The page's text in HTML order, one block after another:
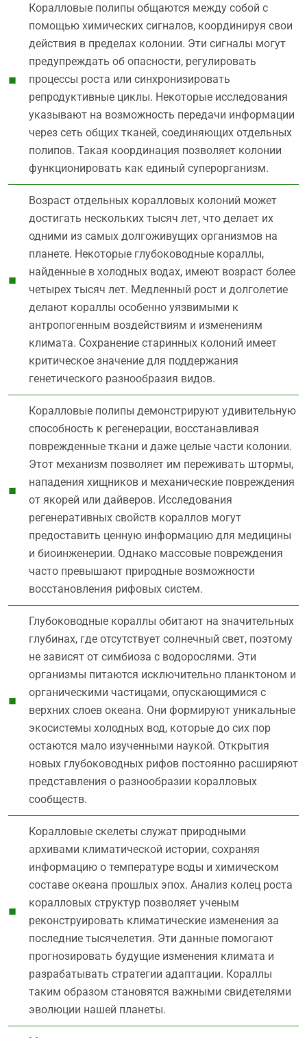
Коралловые полипы общаются между собой с
помощью химических сигналов, координируя свои
действия в пределах колонии. Эти сигналы могут
предупреждать об опасности, регулировать
процессы роста или синхронизировать
репродуктивные циклы. Некоторые исследования
указывают на возможность передачи информации
через сеть общих тканей, соединяющих отдельных
полипов. Такая координация позволяет колонии
функционировать как единый суперорганизм.
Возраст отдельных коралловых колоний может
достигать нескольких тысяч лет, что делает их
одними из самых долгоживущих организмов на
планете. Некоторые глубоководные кораллы,
найденные в холодных водах, имеют возраст более
четырех тысяч лет. Медленный рост и долголетие
делают кораллы особенно уязвимыми к
антропогенным воздействиям и изменениям
климата. Сохранение старинных колоний имеет
критическое значение для поддержания
генетического разнообразия видов.
Коралловые полипы демонстрируют удивительную
способность к регенерации, восстанавливая
поврежденные ткани и даже целые части колонии.
Этот механизм позволяет им переживать штормы,
нападения хищников и механические повреждения
от якорей или дайверов. Исследования
регенеративных свойств кораллов могут
предоставить ценную информацию для медицины
и биоинженерии. Однако массовые повреждения
часто превышают природные возможности
восстановления рифовых систем.
Глубоководные кораллы обитают на значительных
глубинах, где отсутствует солнечный свет, поэтому
не зависят от симбиоза с водорослями. Эти
организмы питаются исключительно планктоном и
органическими частицами, опускающимися с
верхних слоев океана. Они формируют уникальные
экосистемы холодных вод, которые до сих пор
остаются мало изученными наукой. Открытия
новых глубоководных рифов постоянно расширяют
представления о разнообразии коралловых
сообществ.
Коралловые скелеты служат природными
архивами климатической истории, сохраняя
информацию о температуре воды и химическом
составе океана прошлых эпох. Анализ колец роста
коралловых структур позволяет ученым
реконструировать климатические изменения за
последние тысячелетия. Эти данные помогают
прогнозировать будущие изменения климата и
разрабатывать стратегии адаптации. Кораллы
таким образом становятся важными свидетелями
эволюции нашей планеты.